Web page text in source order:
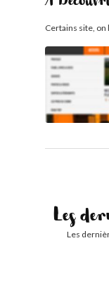
À
Certains site, on
Les
Les